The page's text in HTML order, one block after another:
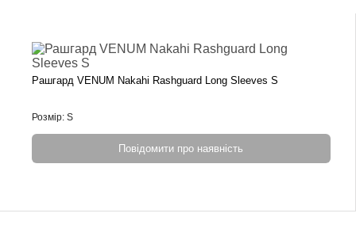
Рашгард VENUM Nakahi Rashguard Long Sleeves S
Розмір: S
Повідомити про наявність